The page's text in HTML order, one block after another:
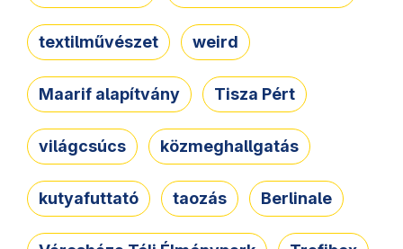
textilművészet weird
Maarif alapítvány Tisza Pért
világcsúcs közmeghallgatás
kutyafuttató taozás Berlinale